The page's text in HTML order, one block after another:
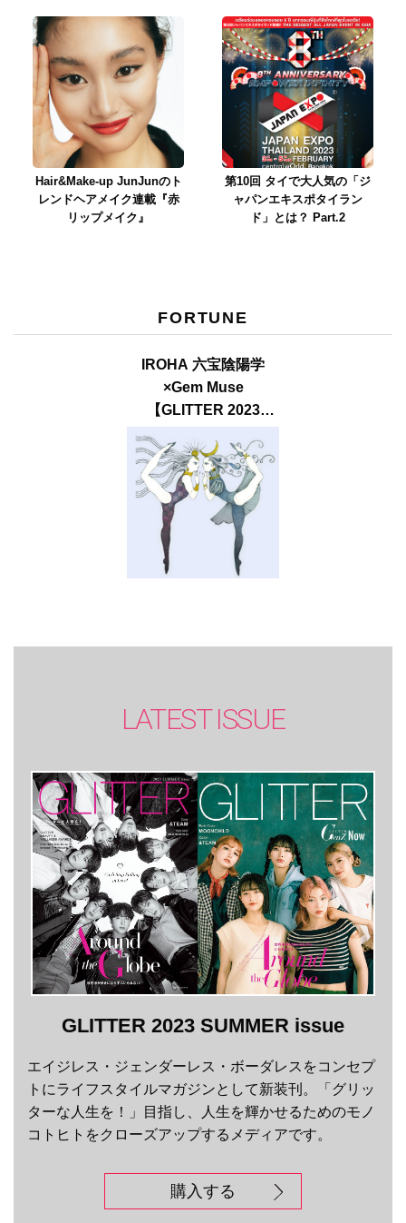
Hair&Make-up JunJunのト
レンドヘアメイク連載『赤
リップメイク』
第10回 タイで大人気の「ジ
ャパンエキスポタイラン
ド」とは？ Part.2
FORTUNE
IROHA 六宝陰陽学
×Gem Muse
【GLITTER 2023
SUMMER issue】
LATEST ISSUE
GLITTER 2023 SUMMER issue
エイジレス・ジェンダーレス・ボーダレスをコンセプ
トにライフスタイルマガジンとして新装刊。「グリッ
ターな人生を！」目指し、人生を輝かせるためのモノ
コトヒトをクローズアップするメディアです。
購入する